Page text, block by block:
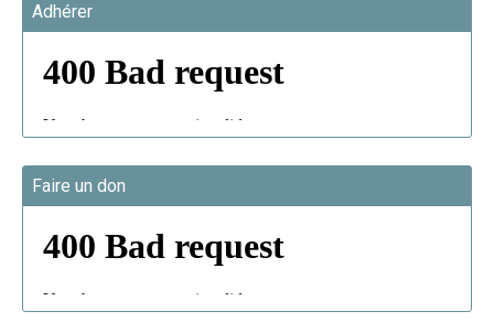
Adhérer
Faire un don